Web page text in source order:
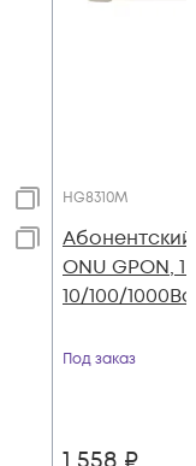
HG8310M
ONU GPON, 1
10/100/
Под заказ